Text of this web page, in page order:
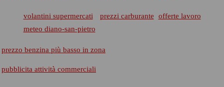
volantini supermercati prezzi carburante
offerte lavoro
meteo diano-san-pietro
prezzo benzina più basso in zona
pubblicita attività commerciali